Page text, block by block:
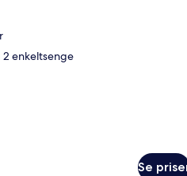
2 enkeltsenge
Se